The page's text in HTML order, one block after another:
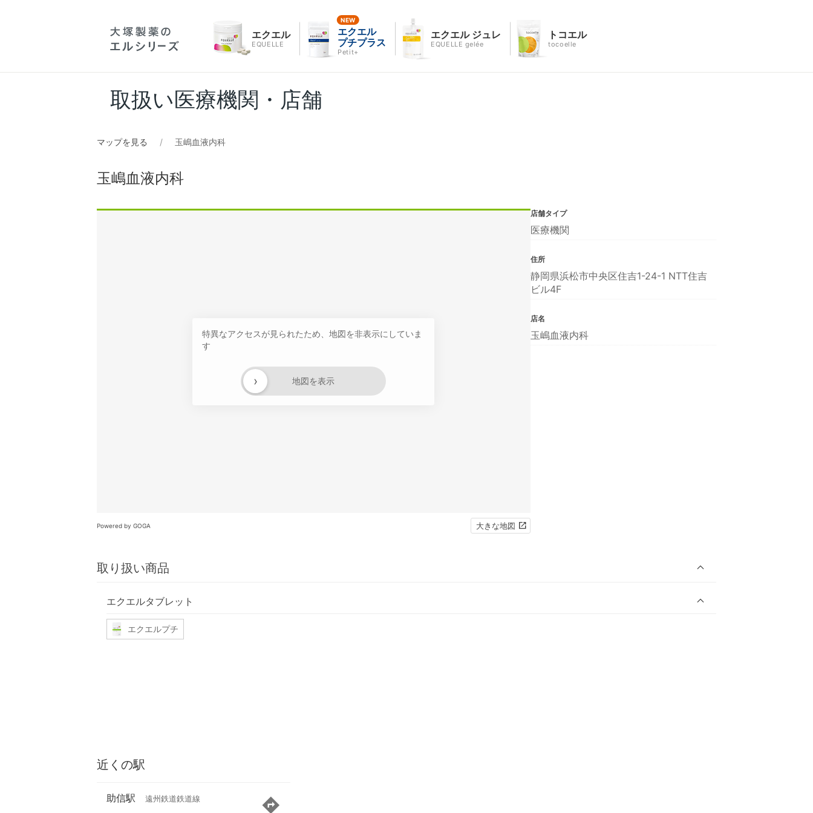
エクエル
EQUELLE
エクエル
プチプラス
Petit+
エクエル ジュレ
EQUELLE gelée
トコエル
tocoelle
取扱い医療機関・店舗
マップを見る 玉嶋血液内科
玉嶋血液内科
特異なアクセスが見られたため、地図を非表示にしていま
す
地図を表示
›
Powered by GOGA 大きな地図
取り扱い商品
エクエルタブレット
エクエルプチ
店舗タイプ
医療機関
住所
静岡県浜松市中央区住吉1-24-1 NTT住吉
ビル4F
店名
玉嶋血液内科
近くの駅
助信駅 遠州鉄道鉄道線